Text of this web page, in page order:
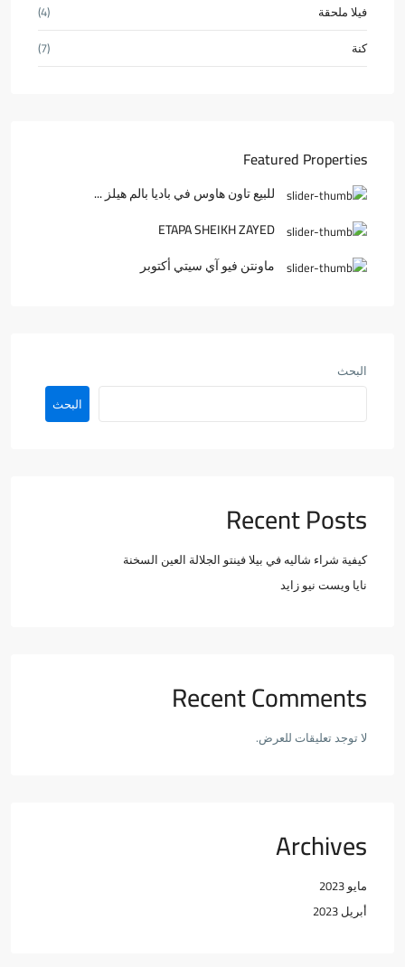
فيلا ملحقة
(4)
كنة
(7)
Featured Properties
للبيع تاون هاوس في باديا بالم هيلز ...
ETAPA SHEIKH ZAYED
ماونتن فيو آي سيتي أكتوبر
البحث
البحث
Recent Posts
كيفية شراء شاليه في بيلا فينتو الجلالة العين السخنة
نايا ويست نيو زايد
Recent Comments
لا توجد تعليقات للعرض.
Archives
مايو 2023
أبريل 2023